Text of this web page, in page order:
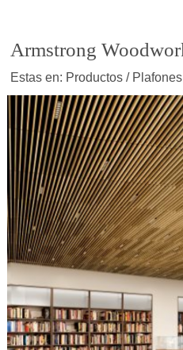
Armstrong
Estas en: Productos /